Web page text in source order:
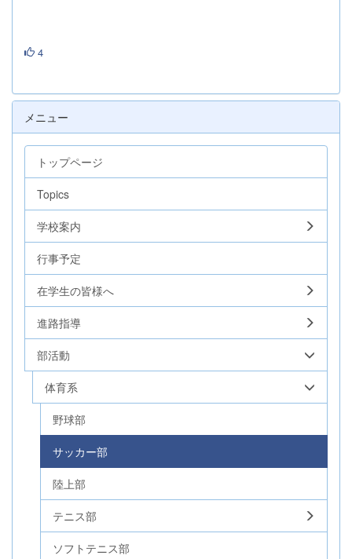
4
メニュー
トップページ
Topics
学校案内
行事予定
在学生の皆様へ
進路指導
部活動
体育系
野球部
サッカー部
陸上部
テニス部
ソフトテニス部